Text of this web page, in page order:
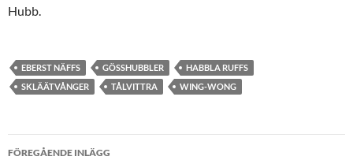
Hubb.
EBERST NÄFFS GÖSSHUBBLER
HABBLA RUFFS
SKLÄÄTVÅNGER
TÅLVITTRA WING-WONG
Inläggsnavigering
FÖREGÅENDE INLÄGG